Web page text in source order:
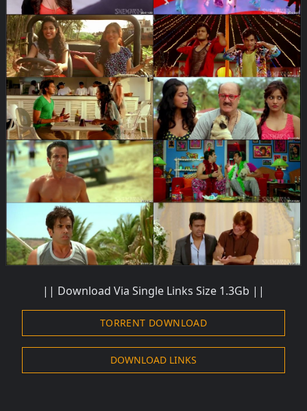
|| Download Via Single Links Size 1.3Gb ||
TORRENT DOWNLOAD
DOWNLOAD LINKS